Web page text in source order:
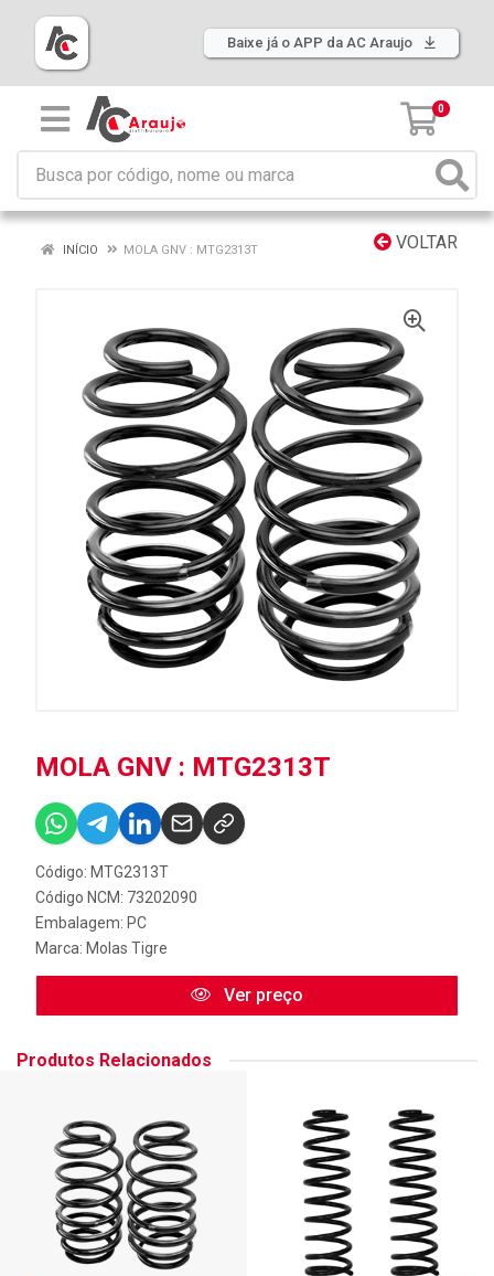
Baixe já o APP da AC Araujo
0
VOLTAR
INÍCIO MOLA GNV : MTG2313T
MOLA GNV : MTG2313T
Código: MTG2313T
Código NCM: 73202090
Embalagem: PC
Marca: Molas Tigre
Ver preço
Produtos Relacionados